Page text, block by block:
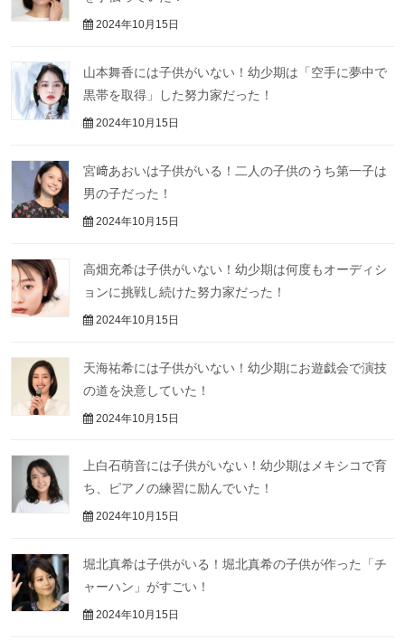
2024年10月15日
山本舞香には子供がいない！幼少期は「空手に夢中で
黒帯を取得」した努力家だった！
2024年10月15日
宮﨑あおいは子供がいる！二人の子供のうち第一子は
男の子だった！
2024年10月15日
高畑充希は子供がいない！幼少期は何度もオーディシ
ョンに挑戦し続けた努力家だった！
2024年10月15日
天海祐希には子供がいない！幼少期にお遊戯会で演技
の道を決意していた！
2024年10月15日
上白石萌音には子供がいない！幼少期はメキシコで育
ち、ピアノの練習に励んでいた！
2024年10月15日
堀北真希は子供がいる！堀北真希の子供が作った「チ
ャーハン」がすごい！
2024年10月15日